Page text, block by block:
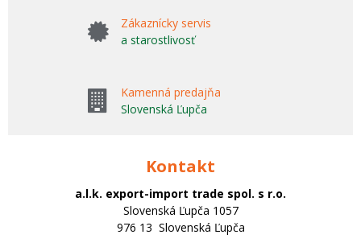
Zákaznícky servis
a starostlivosť
Kamenná predajňa
Slovenská Ľupča
Kontakt
a.l.k. export-import trade spol. s r.o.
Slovenská Ľupča 1057
976 13 Slovenská Ľupča